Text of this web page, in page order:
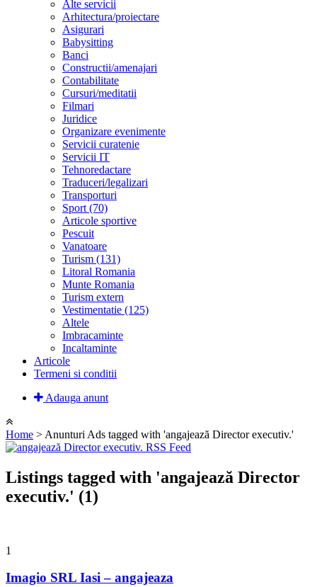
Alte servicii
Arhitectura/proiectare
Asigurari
Babysitting
Banci
Constructii/amenajari
Contabilitate
Cursuri/meditatii
Filmari
Juridice
Organizare evenimente
Servicii curatenie
Servicii IT
Tehnoredactare
Traduceri/legalizari
Transporturi
Sport (70)
Articole sportive
Pescuit
Vanatoare
Turism (131)
Litoral Romania
Munte Romania
Turism extern
Vestimentatie (125)
Altele
Imbracaminte
Incaltaminte
Articole
Termeni si conditii
Adauga anunt
Home > Anunturi Ads tagged with 'angajează Director executiv.'
Listings tagged with 'angajează Director
executiv.' (1)
1
Imagio SRL Iasi – angajeaza